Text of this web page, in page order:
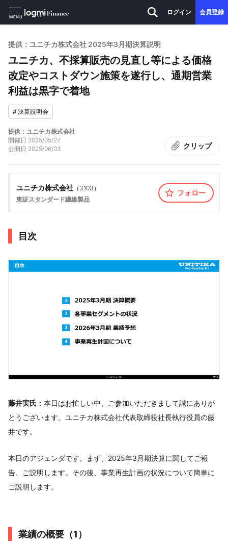
MENU
ログイン 会員登録
提供：ユニチカ株式会社 2025年3月期決算説明
ユニチカ、不採算販売の見直し等による価格
改定やコストダウン施策を遂行し、通期営業
利益は黒字で着地
#決算説明会
提供：ユニチカ株式会社
開催日 2025/05/27
公開日 2025/06/03 クリップ
ユニチカ株式会社 （ 3103 ）
東証スタンダード繊維製品
フォロー
目次
藤井実氏 ：本日はお忙しい中、ご参加いただきまして誠にありが
とうございます。ユニチカ株式会社代表取締役社長執行役員の藤
井です。
本日のアジェンダです。まず、2025年3月期決算に関してご報
告、ご説明します。その後、事業再生計画の状況について簡単に
ご説明します。
業績の概要（1）